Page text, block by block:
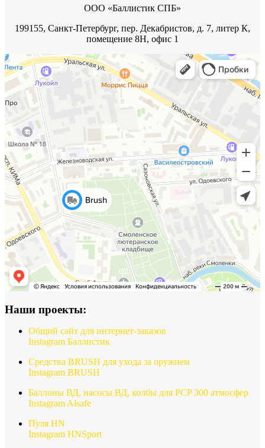
ООО «Баллистик СПБ»
199155, Санкт-Петербург, пер. Декабристов, д. 7, литер К,
помещение 8Н, офис 1
Наши проекты:
Общий сайт для интернет-заказов
Instagram Баллистик
Средства BRUSH для ухода за оружием
Instagram BRUSH
Баллоны ВД, насосы ВД, колбы для PCP 300 атмосфер
Instagram Alsafe
Пуля HN
Instagram HNSport